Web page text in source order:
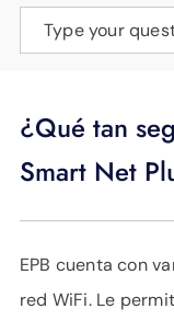
Type your
¿Qué tan
Smart Net
EPB cuenta con
red WiFi. Le